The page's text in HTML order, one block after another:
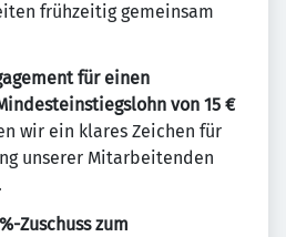
frühzeitig gemeinsam
für einen
von 15 €
wir ein klares Zeichen für
unserer Mitarbeitenden
Zuschuss zum